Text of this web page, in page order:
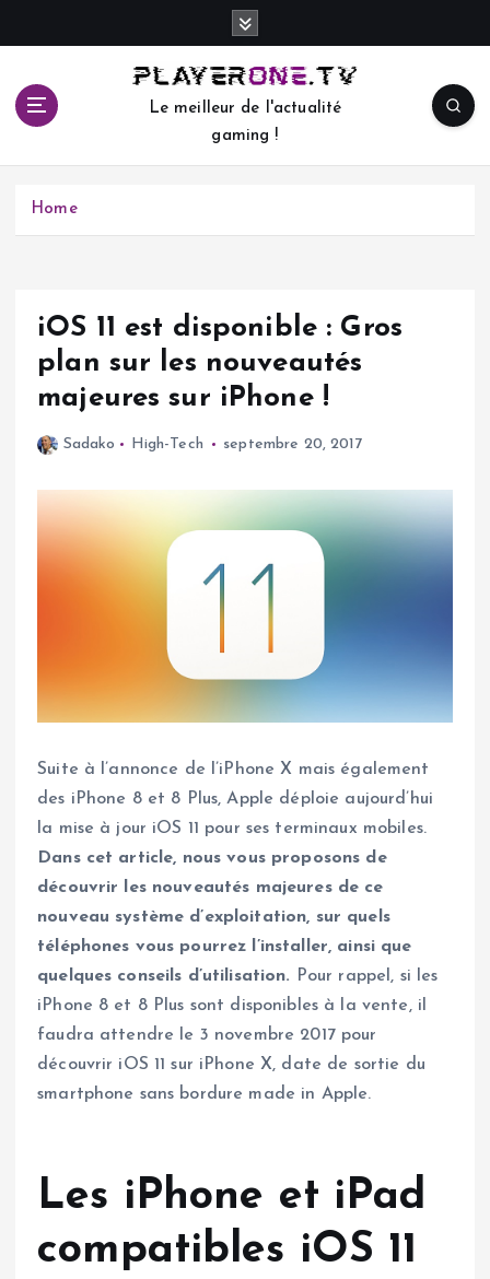
c
Le meilleur de l'actualité
gaming !
Home
iOS 11 est disponible : Gros
plan sur les nouveautés
majeures sur iPhone !
Sadako High-Tech septembre 20, 2017
Suite à l’annonce de l’iPhone X mais également
des iPhone 8 et 8 Plus, Apple déploie aujourd’hui
la mise à jour iOS 11 pour ses terminaux mobiles.
Dans cet article, nous vous proposons de
découvrir les nouveautés majeures de ce
nouveau système d’exploitation, sur quels
téléphones vous pourrez l’installer, ainsi que
quelques conseils d’utilisation. Pour rappel, si les
iPhone 8 et 8 Plus sont disponibles à la vente, il
faudra attendre le 3 novembre 2017 pour
découvrir iOS 11 sur iPhone X, date de sortie du
smartphone sans bordure made in Apple.
Les iPhone et iPad
compatibles iOS 11